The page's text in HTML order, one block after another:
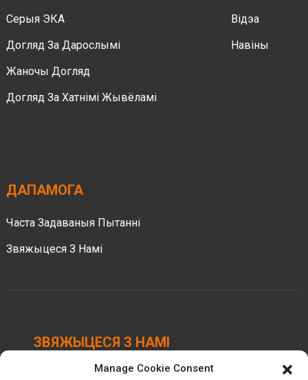
Серыя ЭКА
Догляд За Дарослымі
Жаночы Догляд
Догляд За Хатнімі Жывёламі
Відэа
Навіны
ДАПАМОГА
Часта Задаваныя Пытанні
Звяжыцеся З Намі
ЗВЯЖЫЦЕСЯ З НАМІ
Індустрыяльны парк Chengbei, горад Luocheng,
Manage Cookie Consent